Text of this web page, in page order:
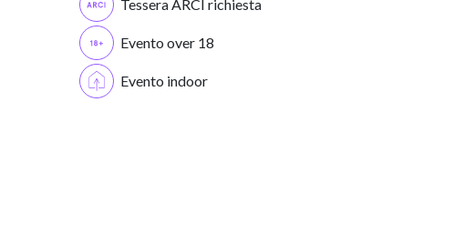
Tessera ARCI richiesta
Evento over 18
Evento indoor